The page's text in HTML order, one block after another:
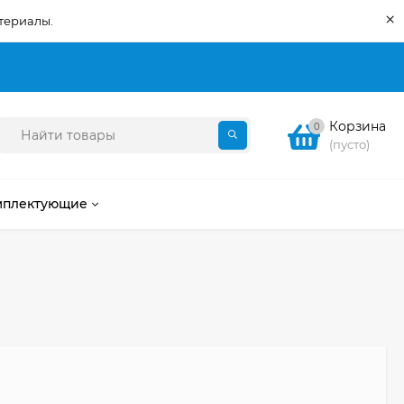
×
0 Корзина
(пусто)